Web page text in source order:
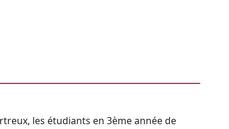
les étudiants en 3ème année de